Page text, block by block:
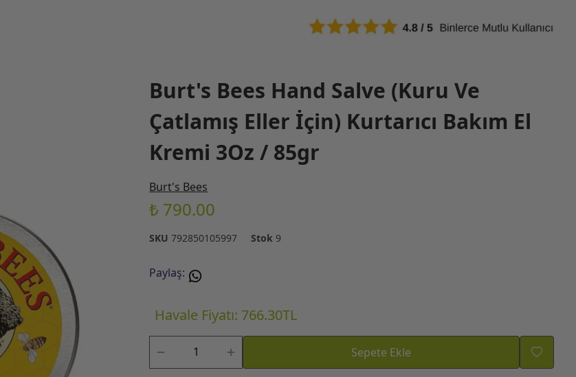
Burt's Bees Hand Salve (Kuru Ve
Çatlamış Eller İçin) Kurtarıcı Bakım El
Kremi 3Oz / 85gr
Burt's Bees
₺ 790.00
SKU 792850105997 Stok 9
Paylaş:
Havale Fiyatı: 766.30TL
Sepete Ekle